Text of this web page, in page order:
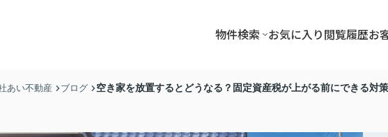
物件検索 お気に入り閲覧履歴お
あい不動産 ブログ 空き家を放置するとどうなる？固定資産税が上がる前にできる対策